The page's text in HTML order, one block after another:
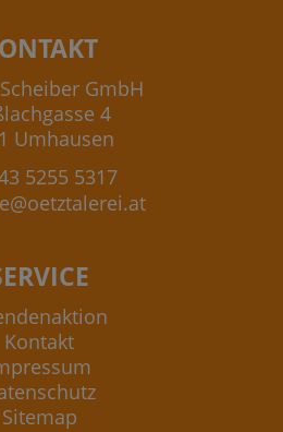
GmbH
4
Umhausen
5255 5317
Kontakt
Sitemap